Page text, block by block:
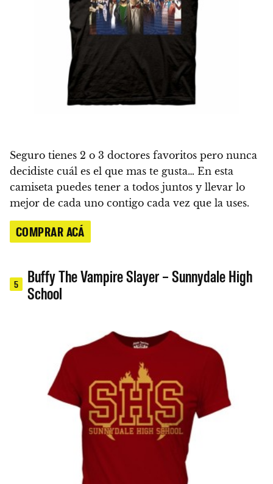
Seguro tienes 2 o 3 doctores favoritos pero nunca
decidiste cuál es el que mas te gusta… En esta
camiseta puedes tener a todos juntos y llevar lo
mejor de cada uno contigo cada vez que la uses.
COMPRAR ACÁ
5
Buffy The Vampire Slayer – Sunnydale High
School